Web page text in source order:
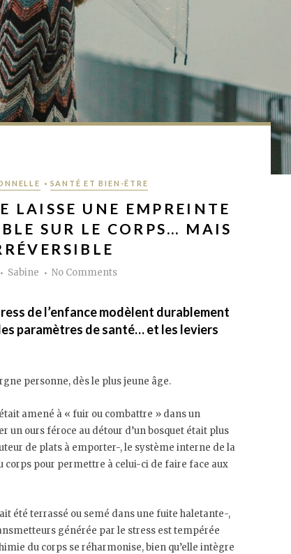
• SANTÉ ET BIEN-ÊTRE
LAISSE UNE EMPREINTE
SUR LE CORPS… MAIS
Author
Sabine No Commentson
laisse
une
empreinte
biologique
mais
pas
de l’enfance modèlent durablement
paramètres de santé… et les leviers
personne, dès le plus jeune âge.
amené à « fuir ou combattre » dans un
un ours féroce au détour d’un bosquet était plus
de plats à emporter-, le système interne de la
corps pour permettre à celui-ci de faire face aux
été terrassé ou semé dans une fuite haletante-,
générée par le stress est tempérée
du corps se réharmonise, bien qu’elle intègre